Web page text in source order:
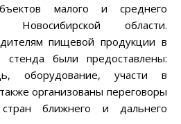
малого и среднего
Новосибирской области.
пищевой продукции в
стенда были предоставлены:
оборудование, участи в
организованы переговоры
ближнего и дальнего